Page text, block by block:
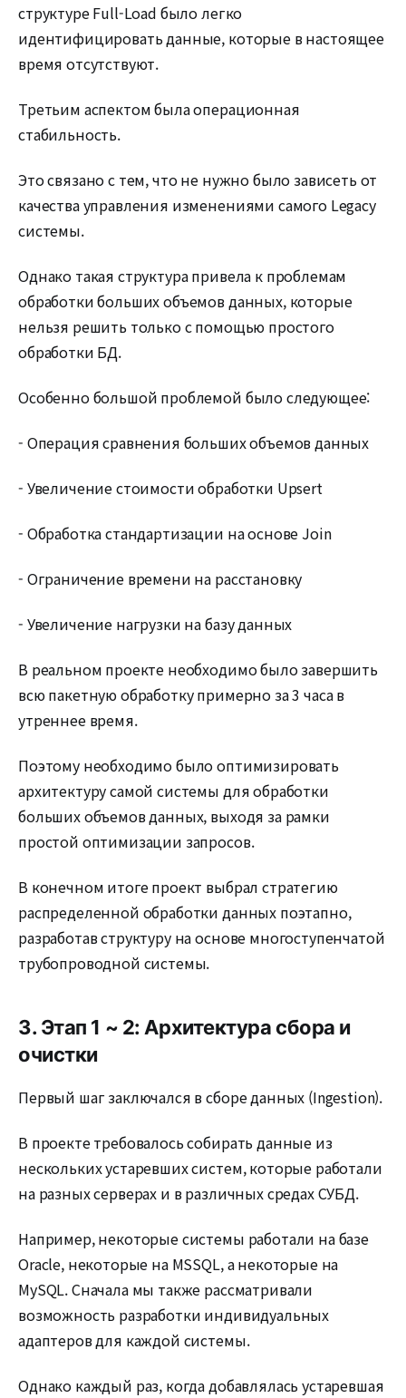
структуре Full-Load было легко
идентифицировать данные, которые в настоящее
время отсутствуют.
Третьим аспектом была операционная
стабильность.
Это связано с тем, что не нужно было зависеть от
качества управления изменениями самого Legacy
системы.
Однако такая структура привела к проблемам
обработки больших объемов данных, которые
нельзя решить только с помощью простого
обработки БД.
Особенно большой проблемой было следующее:
- Операция сравнения больших объемов данных
- Увеличение стоимости обработки Upsert
- Обработка стандартизации на основе Join
- Ограничение времени на расстановку
- Увеличение нагрузки на базу данных
В реальном проекте необходимо было завершить
всю пакетную обработку примерно за 3 часа в
утреннее время.
Поэтому необходимо было оптимизировать
архитектуру самой системы для обработки
больших объемов данных, выходя за рамки
простой оптимизации запросов.
В конечном итоге проект выбрал стратегию
распределенной обработки данных поэтапно,
разработав структуру на основе многоступенчатой
трубопроводной системы.
3. Этап 1 ~ 2: Архитектура сбора и
очистки
Первый шаг заключался в сборе данных (Ingestion).
В проекте требовалось собирать данные из
нескольких устаревших систем, которые работали
на разных серверах и в различных средах СУБД.
Например, некоторые системы работали на базе
Oracle, некоторые на MSSQL, а некоторые на
MySQL. Сначала мы также рассматривали
возможность разработки индивидуальных
адаптеров для каждой системы.
Однако каждый раз, когда добавлялась устаревшая